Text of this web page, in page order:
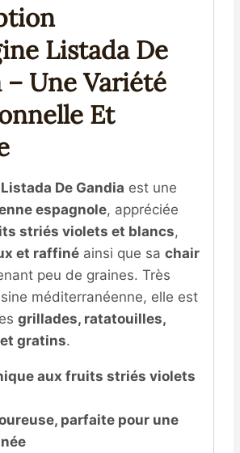
Listada De
– Une Variété
Et
De Gandia est une
espagnole, appréciée
striés violets et blancs,
et raffiné ainsi que sa chair
peu de graines. Très
méditerranéenne, elle est
grillades, ratatouilles,
gratins.
aux fruits striés violets
parfaite pour une